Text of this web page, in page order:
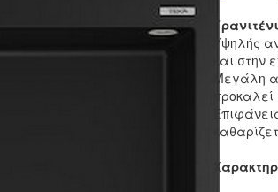
Υψηλής
και
Μεγάλη